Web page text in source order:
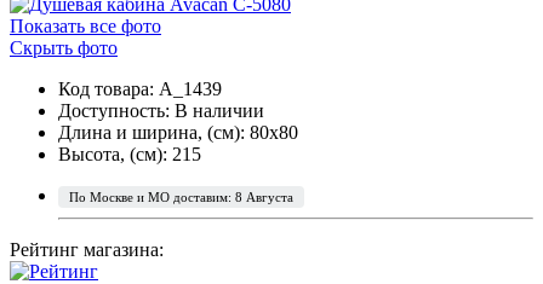
Показать все фото
Скрыть фото
Код товара: A_1439
Доступность: В наличии
Длина и ширина, (см): 80x80
Высота, (см): 215
По Москве и МО доставим: 8 Августа
Рейтинг магазина: